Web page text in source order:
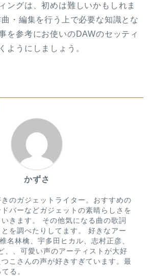
ングは、初めは難しいかもしれま
・編集を行う上で必要な知識とな
を参考にお使いのDAWのセッティ
ようにしましょう。
かずさ
のガジェットライター。おすすめの
バーなどガジェットの素晴らしさを
きます。 その他気になる曲の歌詞
を調べたりしてます。 好きなアー
名林檎、宇多田ヒカル、志村正彦、
、、可愛い声のアーティストが大好
こさんの声が好きすぎています。最
る。